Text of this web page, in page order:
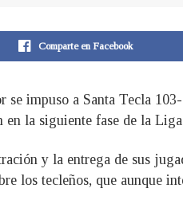
Comparte en Facebook
se impuso a Santa Tecla
en la siguiente fase de la
y la entrega de sus
los tecleños, que aunque